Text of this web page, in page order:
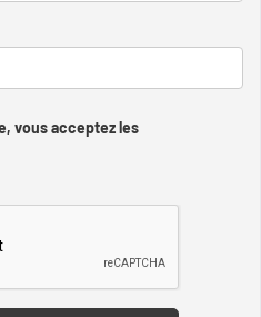
vous acceptez les